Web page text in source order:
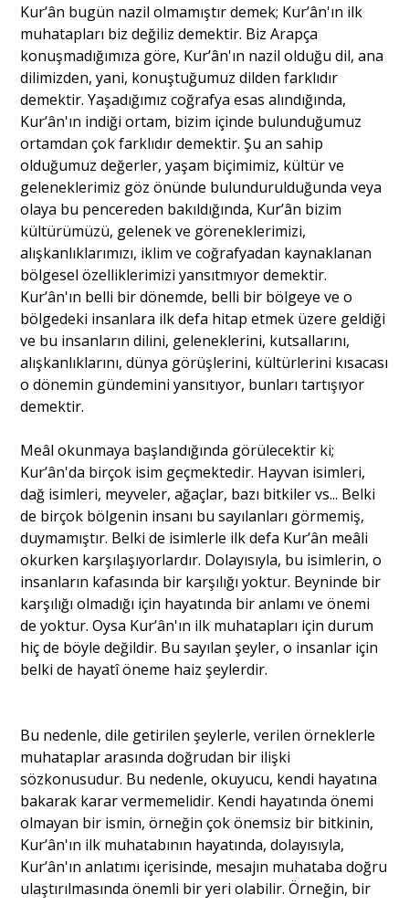
Kur’ân bugün nazil olmamıştır demek; Kur’ân'ın ilk
muhatapları biz değiliz demektir. Biz Arapça
konuşmadığımıza göre, Kur’ân'ın nazil olduğu dil, ana
dilimizden, yani, konuştuğumuz dilden farklıdır
demektir. Yaşadığımız coğrafya esas alındığında,
Kur’ân'ın indiği ortam, bizim içinde bulunduğumuz
ortamdan çok farklıdır demektir. Şu an sahip
olduğumuz değerler, yaşam biçimimiz, kültür ve
geleneklerimiz göz önünde bulundurulduğunda veya
olaya bu pencereden bakıldığında, Kur’ân bizim
kültürümüzü, gelenek ve göreneklerimizi,
alışkanlıklarımızı, iklim ve coğrafyadan kaynaklanan
bölgesel özelliklerimizi yansıtmıyor demektir.
Kur’ân'ın belli bir dönemde, belli bir bölgeye ve o
bölgedeki insanlara ilk defa hitap etmek üzere geldiği
ve bu insanların dilini, geleneklerini, kutsallarını,
alışkanlıklarını, dünya görüşlerini, kültürlerini kısacası
o dönemin gündemini yansıtıyor, bunları tartışıyor
demektir.
Meâl okunmaya başlandığında görülecektir ki;
Kur’ân'da birçok isim geçmektedir. Hayvan isimleri,
dağ isimleri, meyveler, ağaçlar, bazı bitkiler vs... Belki
de birçok bölgenin insanı bu sayılanları görmemiş,
duymamıştır. Belki de isimlerle ilk defa Kur’ân meâli
okurken karşılaşıyorlardır. Dolayısıyla, bu isimlerin, o
insanların kafasında bir karşılığı yoktur. Beyninde bir
karşılığı olmadığı için hayatında bir anlamı ve önemi
de yoktur. Oysa Kur’ân'ın ilk muhatapları için durum
hiç de böyle değildir. Bu sayılan şeyler, o insanlar için
belki de hayatî öneme haiz şeylerdir.
Bu nedenle, dile getirilen şeylerle, verilen örneklerle
muhataplar arasında doğrudan bir ilişki
sözkonusudur. Bu nedenle, okuyucu, kendi hayatına
bakarak karar vermemelidir. Kendi hayatında önemi
olmayan bir ismin, örneğin çok önemsiz bir bitkinin,
Kur’ân'ın ilk muhatabının hayatında, dolayısıyla,
Kur’ân'ın anlatımı içerisinde, mesajın muhataba doğru
ulaştırılmasında önemli bir yeri olabilir. Örneğin, bir